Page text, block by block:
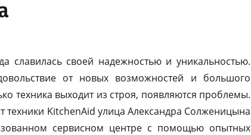
славилась своей надежностью и уникальностью.
от новых возможностей и большого
техника выходит из строя, появляются проблемы.
техники KitchenAid улица Александра Солженицына
сервисном центре с помощью опытных